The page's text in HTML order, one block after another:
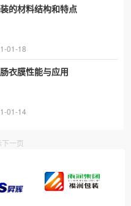
的材料结构和特点
01-18
衣膜性能与应用
01-14
下一页